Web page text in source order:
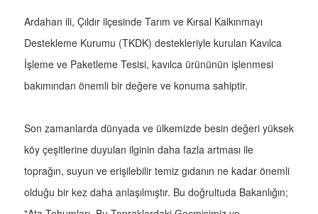
Ardahan ili, Çıldır ilçesinde Tarım ve Kırsal Kalkınmayı
Destekleme Kurumu (TKDK) destekleriyle kurulan Kavılca
İşleme ve Paketleme Tesisi, kavılca ürününün işlenmesi
bakımından önemli bir değere ve konuma sahiptir.
Son zamanlarda dünyada ve ülkemizde besin değeri yüksek
köy çeşitlerine duyulan ilginin daha fazla artması ile
toprağın, suyun ve erişilebilir temiz gıdanın ne kadar önemli
olduğu bir kez daha anlaşılmıştır. Bu doğrultuda Bakanlığın;